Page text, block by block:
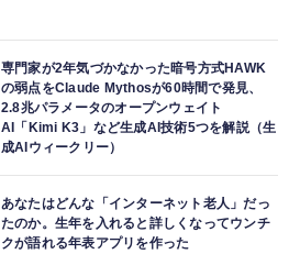
専門家が2年気づかなかった暗号方式HAWK
の弱点をClaude Mythosが60時間で発見、
2.8兆パラメータのオープンウェイト
AI「Kimi K3」など生成AI技術5つを解説（生
成AIウィークリー）
あなたはどんな「インターネット老人」だっ
たのか。生年を入れると詳しくなってウンチ
クが語れる年表アプリを作った